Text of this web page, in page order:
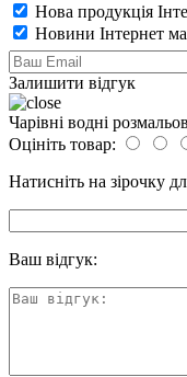
Нова продукція
Новини Інтернет
Залишити відгук
Чарівні водні
Оцініть товар:
Натисніть на зірочку
Ваш відгук: